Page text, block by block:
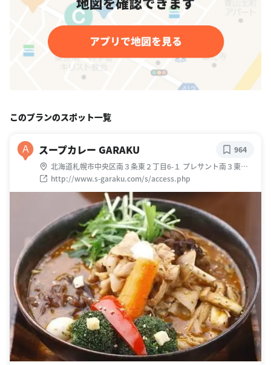
このプランのスポット一覧
A スープカレー GARAKU
北海道札幌市中央区南３条東２丁目6-１ プレサント南３東２
B1F
http://www.s-garaku.com/s/access.php
964